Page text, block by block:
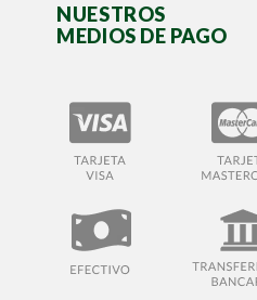
NUESTROS
MEDIOS DE PAGO